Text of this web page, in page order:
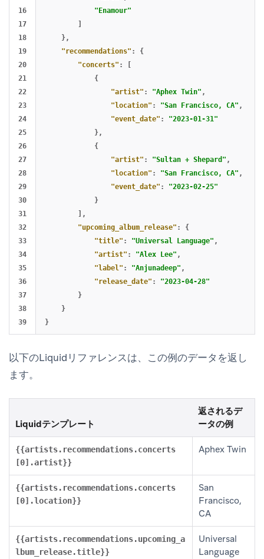
16
17
18
19
20
21
22
23
24
25
26
27
28
29
30
31
32
33
34
35
36
37
38
"Enamour"
},
"recommendations" :
{
"concerts" :
{
"artist" : "Aphex Twin" ,
"location" : "San Francisco, CA" ,
"event_date" :
"2023-01-31"
},
{
"artist" : "Sultan + Shepard" ,
"location" : "San Francisco, CA" ,
"event_date" :
"2023-02-25"
}
],
"upcoming_album_release" :
{
"title" : "Universal Language" ,
"artist" : "Alex Lee" ,
"label" : "Anjunadeep" ,
"release_date" :
"2023-04-28"
}
}
}
以下のLiquidリファレンスは、この例のデータを返し
ます。
Liquidテンプレート
返されるデ
ータの例
{{artists.recommendations.concerts
[0].artist}}
Aphex Twin
{{artists.recommendations.concerts
[0].location}}
San
Francisco,
CA
{{artists.recommendations.upcoming_a
lbum_release.title}}
Universal
Language